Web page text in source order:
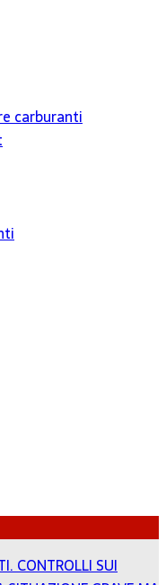
carburanti
CONTROLLI SUI